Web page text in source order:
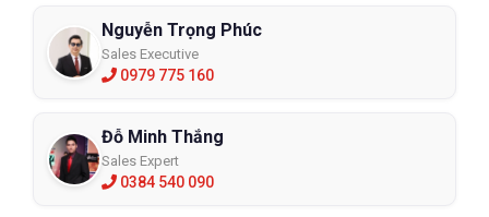
Nguyễn Trọng Phúc
Sales Executive
0979 775 160
Đỗ Minh Thắng
Sales Expert
0384 540 090